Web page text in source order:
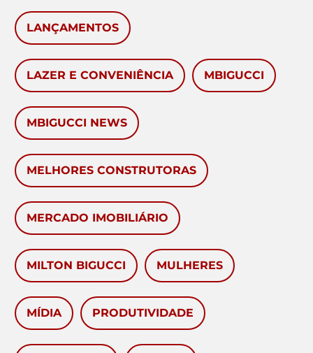
LANÇAMENTOS
LAZER E CONVENIÊNCIA MBIGUCCI
MBIGUCCI NEWS
MELHORES CONSTRUTORAS
MERCADO IMOBILIÁRIO
MILTON BIGUCCI MULHERES
MÍDIA PRODUTIVIDADE